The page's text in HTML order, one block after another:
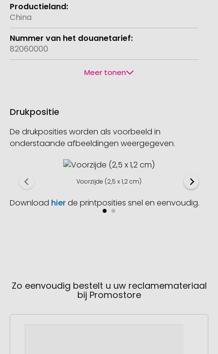
China
82060000
Meer tonen
Drukpositie
De drukposities worden als voorbeeld in
onderstaande afbeeldingen weergegeven.
Voorzijde (2,5 x 1,2 cm)
Download hierde printposities snel en eenvoudig.
Zo eenvoudig bestelt u uw reclamemateriaal
bij Promostore